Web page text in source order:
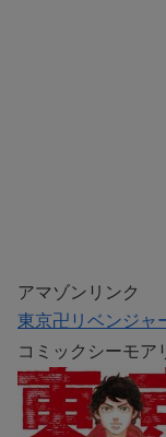
アマゾンリンク
東京卍リベンジャ
コミックシーモア